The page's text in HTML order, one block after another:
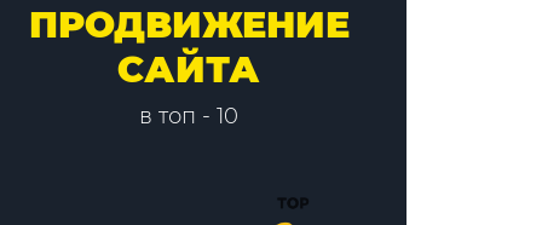
ПРОДВИЖЕНИЕ
САЙТА
в топ - 10